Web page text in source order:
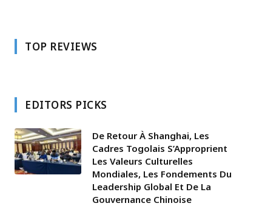
TOP REVIEWS
EDITORS PICKS
De Retour À Shanghai, Les
Cadres Togolais S’Approprient
Les Valeurs Culturelles
Mondiales, Les Fondements Du
Leadership Global Et De La
Gouvernance Chinoise